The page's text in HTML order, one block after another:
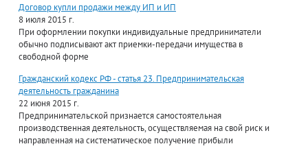
Договор купли продажи между ИП и ИП
8 июля 2015 г.
При оформлении покупки индивидуальные предприниматели
обычно подписывают акт приемки-передачи имущества в
свободной форме
Гражданский кодекс РФ - статья 23. Предпринимательская
деятельность гражданина
22 июня 2015 г.
Предпринимательской признается самостоятельная
производственная деятельность, осуществляемая на свой риск и
направленная на систематическое получение прибыли